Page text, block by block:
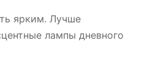
ярким. Лучше
лампы дневного